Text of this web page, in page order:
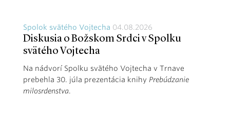
Spolok svätého Vojtecha 04.08.2026
Diskusia o Božskom Srdci v Spolku
svätého Vojtecha
Na nádvorí Spolku svätého Vojtecha v Trnave
prebehla 30. júla prezentácia knihy Prebúdzanie
milosrdenstva.